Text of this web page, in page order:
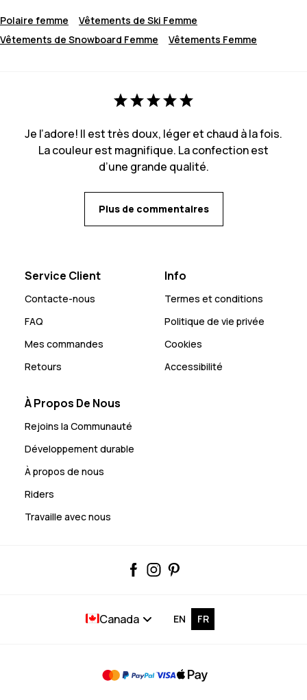
Polaire femme
Vêtements de Ski Femme
Vêtements de Snowboard Femme
Vêtements Femme
Je l’adore! Il est très doux, léger et chaud à la fois.
La couleur est magnifique. La confection est
d’une grande qualité.
Plus de commentaires
Service Client
Contacte-nous
FAQ
Mes commandes
Retours
Info
Termes et conditions
Politique de vie privée
Cookies
Accessibilité
À Propos De Nous
Rejoins la Communauté
Développement durable
À propos de nous
Riders
Travaille avec nous
EN FR
Canada